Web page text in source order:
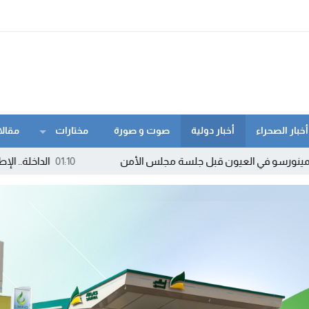
أخبار الصحراء أخبار دولية صوت و صورة مختارات
01:10 الداخلة.. الإطاحة بمروج قبل جلسة مجلس الأمن